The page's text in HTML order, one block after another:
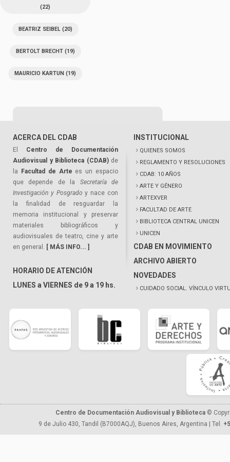
(22)
BEATRIZ SEIBEL(20)
BERTOLT BRECHT(19)
MAURICIO KARTUN (19)
ACERCA DEL CDAB
El Centro de Documentación
Audiovisual y Biblioteca (CDAB)de
la
Facultad de Arte es un espacio
que depende de la Secretaría de
Investigación y Posgrado y nace con
la finalidad de resguardar la
memoria institucional y preservar
materiales bibliográficos y
audiovisuales de teatro, cine y arte
en general. [ MÁS INFO... ]
HORARIO DE ATENCIÓN
LUNES a VIERNES de 9 a 19 hs.
INSTITUCIONAL
QUIENES SOMOS
REGLAMENTO Y RESOLUCIONES
CDAB: 10 AÑOS
ARTE Y GÉNERO
ARTEXVER
FACULTAD DE ARTE
BIBLIOTECA CENTRAL UNICEN
UNICEN
CDAB EN MOVIMIENTO
ARCHIVO ABIERTO
NOVEDADES
CUIDADO SOCIAL. VÍNCULO
Centro de Documentación Audiovisual y Biblioteca ©
9 de Julio 430, Tandil (B7000AQJ), Buenos Aires, Argentina | Tel.